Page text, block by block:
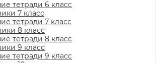
тетради 6 класс
7 класс
тетради 7 класс
8 класс
тетради 8 класс
9 класс
тетради 9 класс